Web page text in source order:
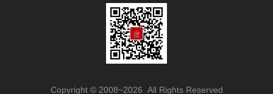
Copyright © 2008~2026 All Rights Reserved